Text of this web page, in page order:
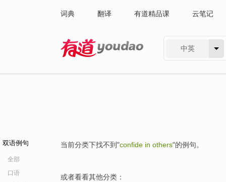
词典 翻译 有道精品课 云笔记
中英
双语例句
全部
口语
当前分类下找不到"confide in others"的例句。
或者看看其他分类：